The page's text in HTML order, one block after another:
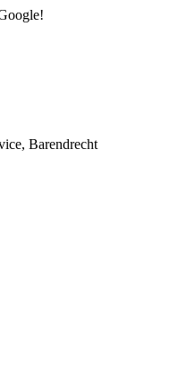
, Barendrecht